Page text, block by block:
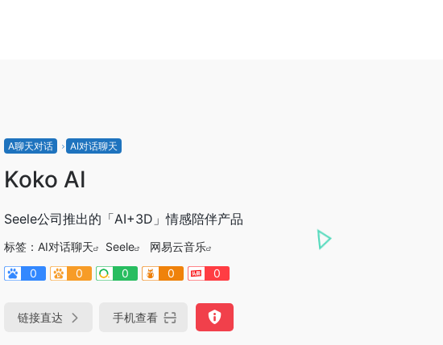
A聊天对话 AI对话聊天
Koko AI
Seele公司推出的「AI+3D」情感陪伴产品
标签： AI对话聊天 Seele
网易云音乐
0
0 0 0 0
链接直达 手机查看